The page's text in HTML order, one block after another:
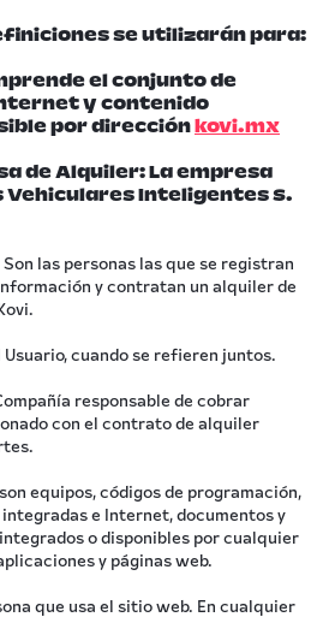
se utilizarán para:
el conjunto de
y contenido
por dirección kovi.mx
de Alquiler: La empresa
Vehiculares Inteligentes S.
las personas las que se registran
y contratan un alquiler de
Usuario, cuando se refieren juntos.
responsable de cobrar
con el contrato de alquiler
equipos, códigos de programación,
e Internet, documentos y
o disponibles por cualquier
y páginas web.
que usa el sitio web. En cualquier